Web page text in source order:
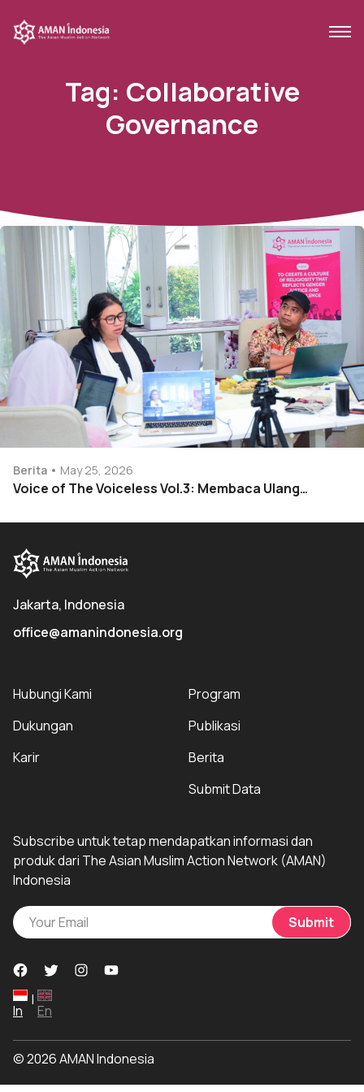
Tag: Collaborative
Governance
Berita May 25, 2026
Voice of The Voiceless Vol.3: Membaca Ulang…
Jakarta, Indonesia
office@amanindonesia.org
Hubungi Kami
Dukungan
Karir
Program
Publikasi
Berita
Submit Data
Subscribe untuk tetap mendapatkan informasi dan
produk dari The Asian Muslim Action Network (AMAN)
Indonesia
Submit
In
|
En
© 2026 AMAN Indonesia